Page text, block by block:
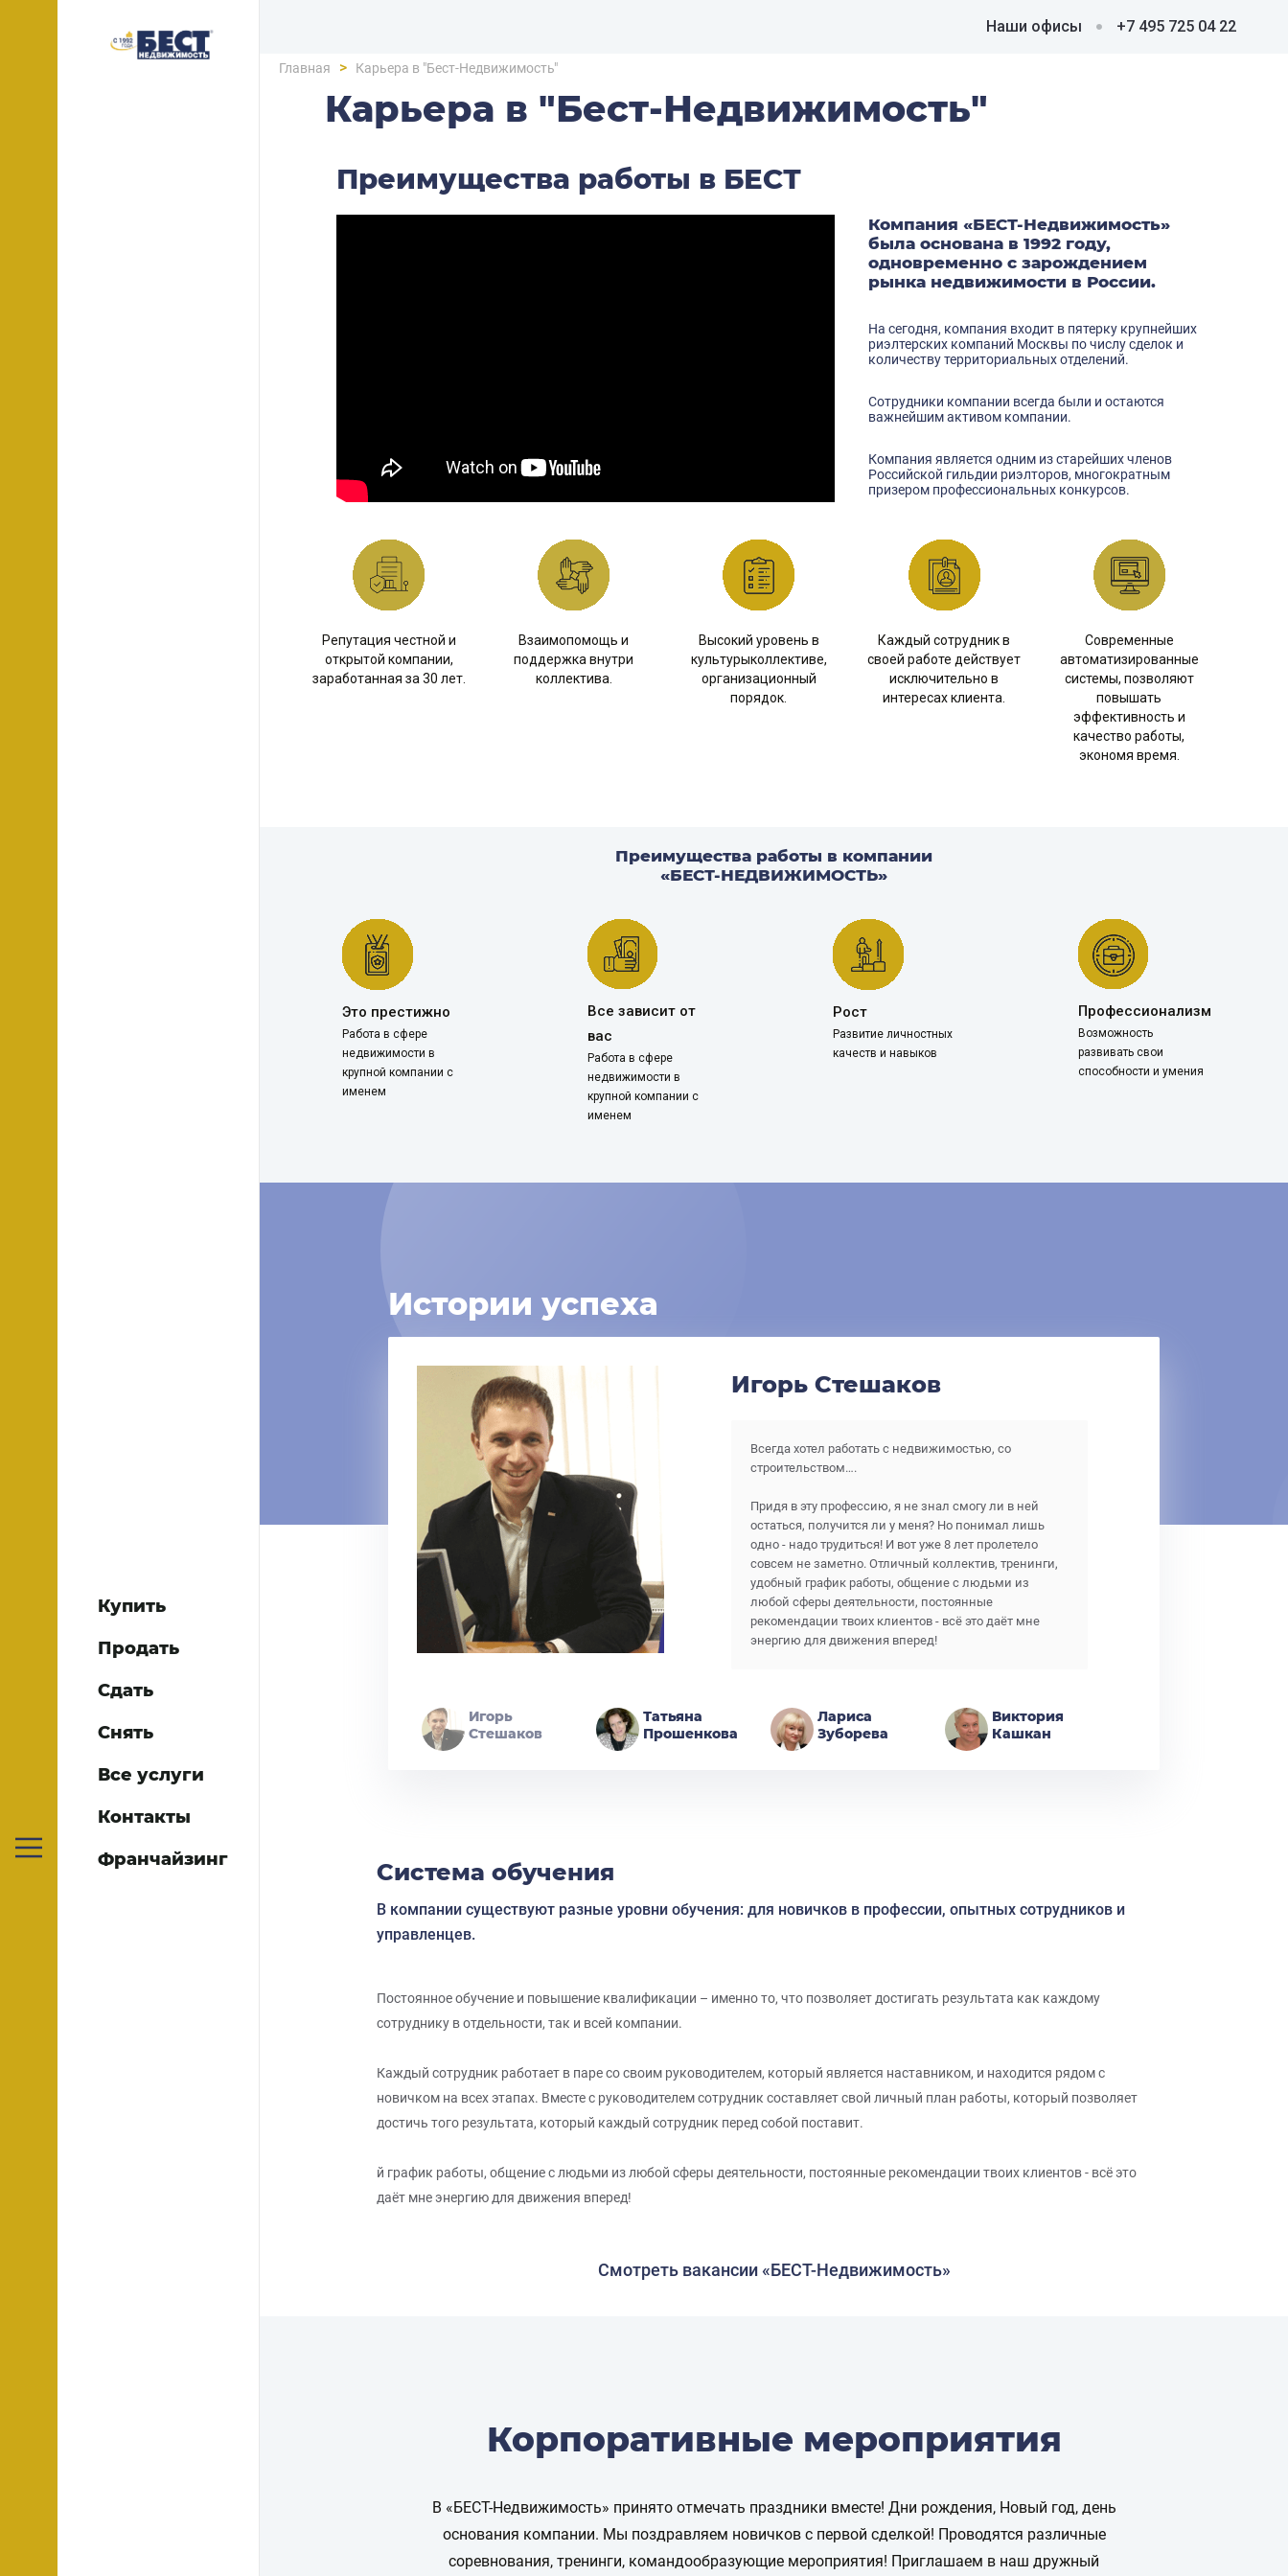
Купить
Продать
Сдать
Снять
Все услуги
Контакты
Франчайзинг
Наши офисы +7 495 725 04 22
Главная > Карьера в "Бест-Недвижимость"
Карьера в "Бест-Недвижимость"
Преимущества работы в БЕСТ
Компания «БЕСТ-Недвижимость»
была основана в 1992 году,
одновременно с зарождением
рынка недвижимости в России.
На сегодня, компания входит в пятерку крупнейших
риэлтерских компаний Москвы по числу сделок и
количеству территориальных отделений.
Сотрудники компании всегда были и остаются
важнейшим активом компании.
Компания является одним из старейших членов
Российской гильдии риэлторов, многократным
призером профессиональных конкурсов.
Репутация честной и
открытой компании,
заработанная за 30 лет.
Взаимопомощь и
поддержка внутри
коллектива.
Высокий уровень в
культурыколлективе,
организационный
порядок.
Каждый сотрудник в
своей работе действует
исключительно в
интересах клиента.
Современные
автоматизированные
системы, позволяют
повышать
эффективность и
качество работы,
экономя время.
Преимущества работы в компании
«БЕСТ-НЕДВИЖИМОСТЬ»
Это престижно
Работа в сфере
недвижимости в
крупной компании с
именем
Все зависит от
вас
Работа в сфере
недвижимости в
крупной компании с
именем
Рост
Развитие личностных
качеств и навыков
Профессионализм
Возможность
развивать свои
способности и умения
Истории успеха
Игорь Стешаков
Всегда хотел работать с недвижимостью, со
строительством….
Придя в эту профессию, я не знал смогу ли в ней
остаться, получится ли у меня? Но понимал лишь
одно - надо трудиться! И вот уже 8 лет пролетело
совсем не заметно. Отличный коллектив, тренинги,
удобный график работы, общение с людьми из
любой сферы деятельности, постоянные
рекомендации твоих клиентов - всё это даёт мне
энергию для движения вперед!
Игорь
Стешаков
Татьяна
Прошенкова
Лариса
Зуборева
Виктория
Кашкан
Система обучения
В компании существуют разные уровни обучения: для новичков в профессии, опытных сотрудников и
управленцев.
Постоянное обучение и повышение квалификации – именно то, что позволяет достигать результата как каждому
сотруднику в отдельности, так и всей компании.
Каждый сотрудник работает в паре со своим руководителем, который является наставником, и находится рядом с
новичком на всех этапах. Вместе с руководителем сотрудник составляет свой личный план работы, который позволяет
достичь того результата, который каждый сотрудник перед собой поставит.
й график работы, общение с людьми из любой сферы деятельности, постоянные рекомендации твоих клиентов - всё это
даёт мне энергию для движения вперед!
Смотреть вакансии «БЕСТ-Недвижимость»
Корпоративные мероприятия
В «БЕСТ-Недвижимость» принято отмечать праздники вместе! Дни рождения, Новый год, день
основания компании. Мы поздравляем новичков с первой сделкой! Проводятся различные
соревнования, тренинги, командообразующие мероприятия! Приглашаем в наш дружный